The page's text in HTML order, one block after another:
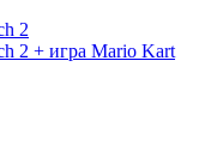
2
2 + игра Mario Kart